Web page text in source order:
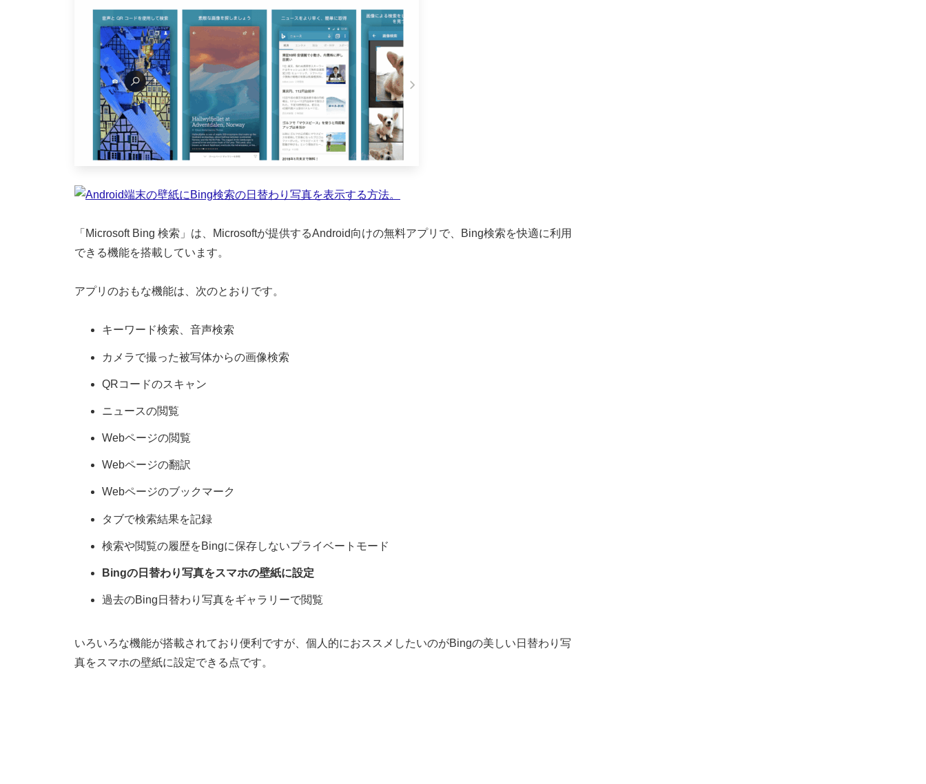
「Microsoft Bing 検索」は、Microsoftが提供するAndroid向けの無料アプリで、Bing検索を快適に利用
できる機能を搭載しています。
アプリのおもな機能は、次のとおりです。
キーワード検索、音声検索
カメラで撮った被写体からの画像検索
QRコードのスキャン
ニュースの閲覧
Webページの閲覧
Webページの翻訳
Webページのブックマーク
タブで検索結果を記録
検索や閲覧の履歴をBingに保存しないプライベートモード
Bingの日替わり写真をスマホの壁紙に設定
過去のBing日替わり写真をギャラリーで閲覧
いろいろな機能が搭載されており便利ですが、個人的におススメしたいのがBingの美しい日替わり写
真をスマホの壁紙に設定できる点です。